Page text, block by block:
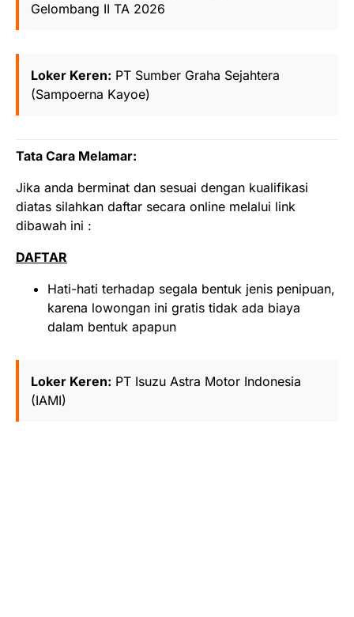
Gelombang II TA 2026
Loker Keren: PT Sumber Graha Sejahtera
(Sampoerna Kayoe)
Tata Cara Melamar:
Jika anda berminat dan sesuai dengan kualifikasi
diatas silahkan daftar secara online melalui link
dibawah ini :
DAFTAR
Hati-hati terhadap segala bentuk jenis penipuan,
karena lowongan ini gratis tidak ada biaya
dalam bentuk apapun
Loker Keren: PT Isuzu Astra Motor Indonesia
(IAMI)